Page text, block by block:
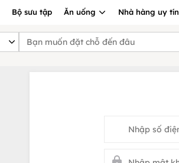
Bộ sưu tập Ăn uống Nhà hàng uy tín